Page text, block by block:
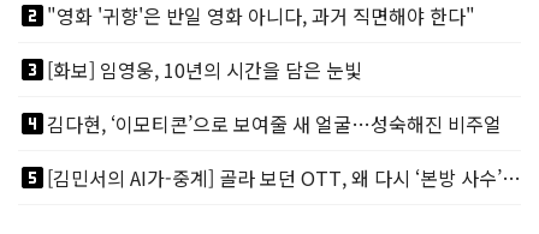
looks_two"영화 '귀향'은 반일 영화 아니다, 과거 직면해야 한다"
looks_3[화보] 임영웅, 10년의 시간을 담은 눈빛
looks_4김다현, ‘이모티콘’으로 보여줄 새 얼굴…성숙해진 비주얼
looks_5
[김민서의 AI가-중계] 골라 보던 OTT, 왜 다시 ‘본방 사수’를 부르나